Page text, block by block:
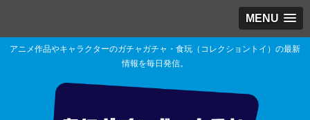
MENU
アニメ作品やキャラクターのガチャガチャ・食玩（コレクショントイ）の最新
情報を毎日発信。